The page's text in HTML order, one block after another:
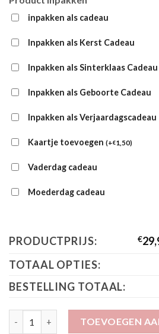
inpakken als cadeau
Inpakken als Kerst Cadeau
Inpakken als Sinterklaas Cadeau
Inpakken als Geboorte Cadeau
Inpakken als Verjaardagscadeau
Kaartje toevoegen (+€1,50)
Vaderdag cadeau
Moederdag cadeau
PRODUCTPRIJS: €
TOTAAL OPTIES:
BESTELLING TOTAAL:
Koko Noko Sweater Green O56882-
TOEVOEGEN